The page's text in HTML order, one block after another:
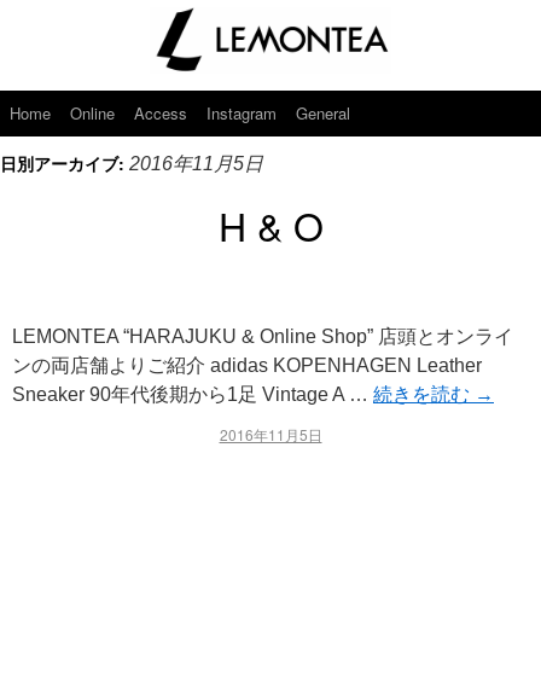
Home Online Access Instagram General
日別アーカイブ: 2016年11月5日
H & O
LEMONTEA “HARAJUKU & Online Shop” 店頭とオンライ
ンの両店舗よりご紹介 adidas KOPENHAGEN Leather
Sneaker 90年代後期から1足 Vintage A … 続きを読む →
2016年11月5日